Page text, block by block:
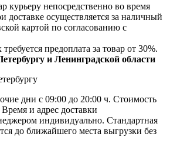
курьеру непосредственно во время
доставке осуществляется за наличный
картой по согласованию с
предоплата за товар от 30%.
и Ленинградской области
дни с 09:00 до 20:00 ч. Стоимость
и адрес доставки
индивидуально. Стандартная
до ближайшего места выгрузки без